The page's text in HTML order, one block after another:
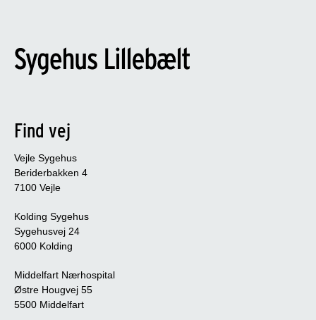
Find vej
Vejle Sygehus
Beriderbakken 4
7100 Vejle
Kolding Sygehus
Sygehusvej 24
6000 Kolding
Middelfart Nærhospital
Østre Hougvej 55
5500 Middelfart